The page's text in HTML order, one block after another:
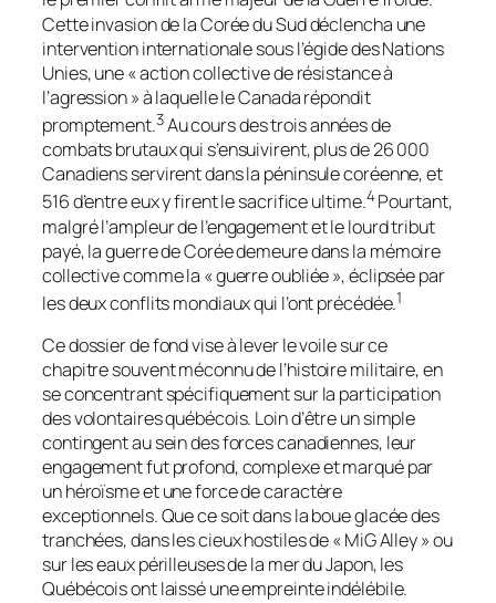
Cette invasion de la Corée du Sud déclencha une
intervention internationale sous l’égide des Nations
Unies, une « action collective de résistance à
l’agression » à laquelle le Canada répondit
promptement.3Au cours des trois années de
combats brutaux qui s’ensuivirent, plus de 26 000
Canadiens servirent dans la péninsule coréenne, et
516 d’entre eux y firent le sacrifice ultime.4Pourtant,
malgré l’ampleur de l’engagement et le lourd tribut
payé, la guerre de Corée demeure dans la mémoire
collective comme la « guerre oubliée », éclipsée par
les deux conflits mondiaux qui l’ont précédée.1
Ce dossier de fond vise à lever le voile sur ce
chapitre souvent méconnu de l’histoire militaire, en
se concentrant spécifiquement sur la participation
des volontaires québécois. Loin d’être un simple
contingent au sein des forces canadiennes, leur
engagement fut profond, complexe et marqué par
un héroïsme et une force de caractère
exceptionnels. Que ce soit dans la boue glacée des
tranchées, dans les cieux hostiles de « MiG Alley » ou
sur les eaux périlleuses de la mer du Japon, les
Québécois ont laissé une empreinte indélébile.